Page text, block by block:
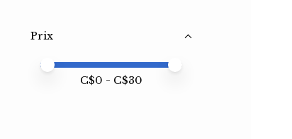
Prix
Prix minimum
Price maximum value
C$0 - C$30